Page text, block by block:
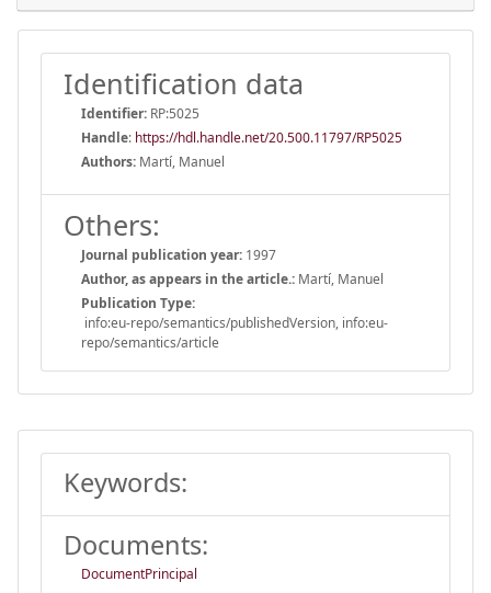
Identification data
Identifier: RP:5025
Handle: https://hdl.handle.net/20.500.11797/RP5025
Authors: Martí, Manuel
Others:
Journal publication year: 1997
Author, as appears in the article.: Martí, Manuel
Publication Type:
info:eu-repo/semantics/publishedVersion, info:eu-
repo/semantics/article
Keywords:
Documents:
DocumentPrincipal